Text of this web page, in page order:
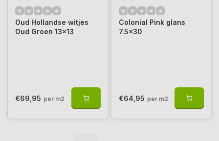
Oud Hollandse witjes
Oud Groen 13x13
€69,95 per m2
Colonial Pink glans
7.5x30
€64,95 per m2